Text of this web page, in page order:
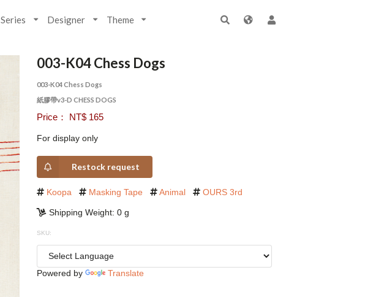
Series Designer Theme
003-K04 Chess Dogs
003-K04 Chess Dogs
紙膠帶v3-D CHESS DOGS
Price： NT$ 165
For display only
Restock request
Koopa Masking Tape Animal OURS 3rd
Shipping Weight: 0 g
SKU:
Powered by Translate